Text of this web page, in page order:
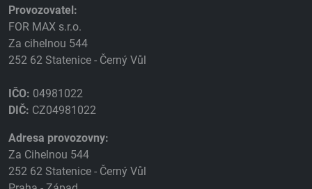
Provozovatel:
FOR MAX s.r.o.
Za cihelnou 544
252 62 Statenice - Černý Vůl
IČO: 04981022
DIČ: CZ04981022
Adresa provozovny:
Za Cihelnou 544
252 62 Statenice - Černý Vůl